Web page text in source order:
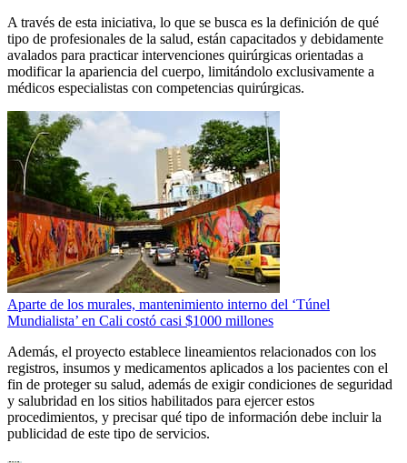
A través de esta iniciativa, lo que se busca es la definición de qué
tipo de profesionales de la salud, están capacitados y debidamente
avalados para practicar intervenciones quirúrgicas orientadas a
modificar la apariencia del cuerpo, limitándolo exclusivamente a
médicos especialistas con competencias quirúrgicas.
Aparte de los murales, mantenimiento interno del ‘Túnel
Mundialista’ en Cali costó casi $1000 millones
Además, el proyecto establece lineamientos relacionados con los
registros, insumos y medicamentos aplicados a los pacientes con el
fin de proteger su salud, además de exigir condiciones de seguridad
y salubridad en los sitios habilitados para ejercer estos
procedimientos, y precisar qué tipo de información debe incluir la
publicidad de este tipo de servicios.